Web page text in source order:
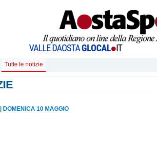
Tutte le notizie
DOMENICA 10 MAGGIO